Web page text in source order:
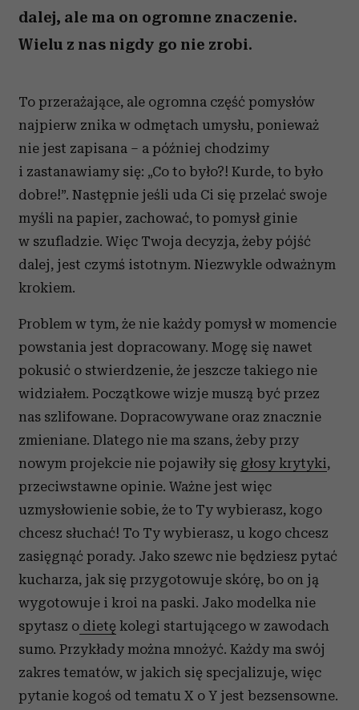
dalej, ale ma on ogromne znaczenie.
Wielu z nas nigdy go nie zrobi.
To przerażające, ale ogromna część pomysłów
najpierw znika w odmętach umysłu, ponieważ
nie jest zapisana – a później chodzimy
i zastanawiamy się: „Co to było?! Kurde, to było
dobre!”. Następnie jeśli uda Ci się przelać swoje
myśli na papier, zachować, to pomysł ginie
w szufladzie. Więc Twoja decyzja, żeby pójść
dalej, jest czymś istotnym. Niezwykle odważnym
krokiem.
Problem w tym, że nie każdy pomysł w momencie
powstania jest dopracowany. Mogę się nawet
pokusić o stwierdzenie, że jeszcze takiego nie
widziałem. Początkowe wizje muszą być przez
nas szlifowane. Dopracowywane oraz znacznie
zmieniane. Dlatego nie ma szans, żeby przy
nowym projekcie nie pojawiły się głosy krytyki,
przeciwstawne opinie. Ważne jest więc
uzmysłowienie sobie, że to Ty wybierasz, kogo
chcesz słuchać! To Ty wybierasz, u kogo chcesz
zasięgnąć porady. Jako szewc nie będziesz pytać
kucharza, jak się przygotowuje skórę, bo on ją
wygotowuje i kroi na paski. Jako modelka nie
spytasz o dietę kolegi startującego w zawodach
sumo. Przykłady można mnożyć. Każdy ma swój
zakres tematów, w jakich się specjalizuje, więc
pytanie kogoś od tematu X o Y jest bezsensowne.